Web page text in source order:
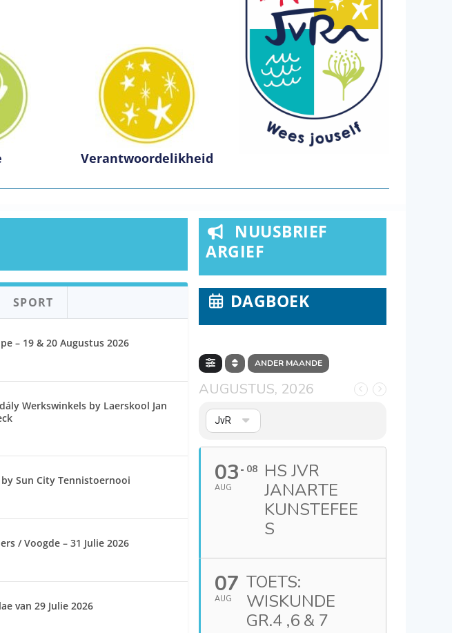
Verantwoordelikheid
SPORT
– 19 & 20 Augustus 2026
Werkswinkels by Laerskool Jan
by Sun City Tennistoernooi
/ Voogde – 31 Julie 2026
van 29 Julie 2026
NUUSBRIEF
ARGIEF
DAGBOEK
ANDER MAANDE
AUGUSTUS, 2026
JvR
03
AUG
08
HS JVR
JANARTE
KUNSTEFEE
S
07
AUG
TOETS:
WISKUNDE
GR.4 ,6 & 7